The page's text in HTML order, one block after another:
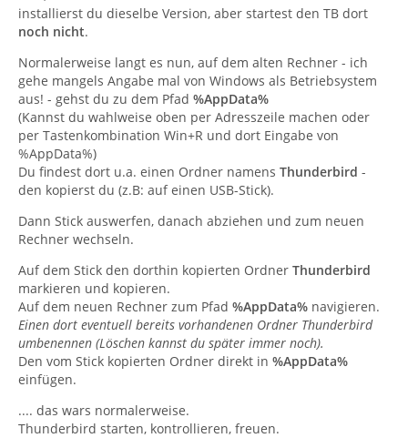
installierst du dieselbe Version, aber startest den TB dort
noch nicht.
Normalerweise langt es nun, auf dem alten Rechner - ich
gehe mangels Angabe mal von Windows als Betriebsystem
aus! - gehst du zu dem Pfad %AppData%
(Kannst du wahlweise oben per Adresszeile machen oder
per Tastenkombination Win+R und dort Eingabe von
%AppData%)
Du findest dort u.a. einen Ordner namens Thunderbird -
den kopierst du (z.B: auf einen USB-Stick).
Dann Stick auswerfen, danach abziehen und zum neuen
Rechner wechseln.
Auf dem Stick den dorthin kopierten Ordner Thunderbird
markieren und kopieren.
Auf dem neuen Rechner zum Pfad %AppData% navigieren.
Einen dort eventuell bereits vorhandenen Ordner Thunderbird
umbenennen (Löschen kannst du später immer noch).
Den vom Stick kopierten Ordner direkt in %AppData%
einfügen.
.... das wars normalerweise.
Thunderbird starten, kontrollieren, freuen.